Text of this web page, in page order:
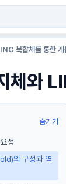
복합체를 통한 게
체와
숨기기
성
의 구성과 역